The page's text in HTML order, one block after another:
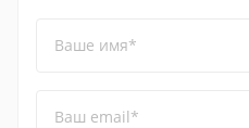
Ваше имя*
Ваш email*